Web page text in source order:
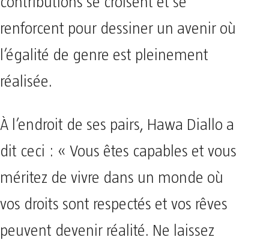
renforcent pour dessiner un avenir où
l’égalité de genre est pleinement
réalisée.
À l’endroit de ses pairs, Hawa Diallo a
dit ceci : « Vous êtes capables et vous
méritez de vivre dans un monde où
vos droits sont respectés et vos rêves
peuvent devenir réalité. Ne laissez